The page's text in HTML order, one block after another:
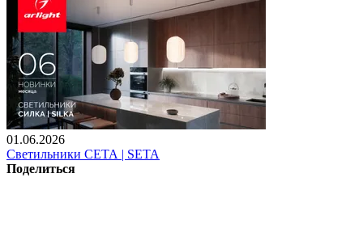
01.06.2026
Светильники СЕТА | SETA
Поделиться